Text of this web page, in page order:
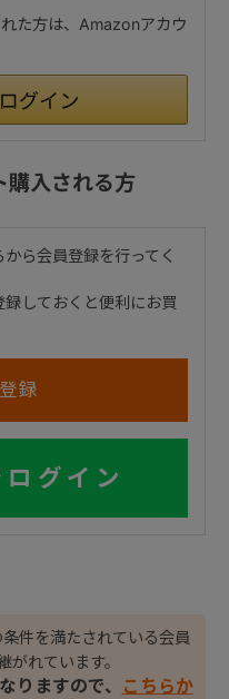
た方は、Amazonアカウ
購入される方
ら会員登録を行ってく
しておくと便利にお買
グイン
件を満たされている会員
がれています。
りますので、
こちらか